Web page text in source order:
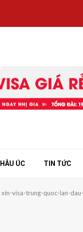
ÚC TIN TỨC
xin-visa-trung-quoc-lan-